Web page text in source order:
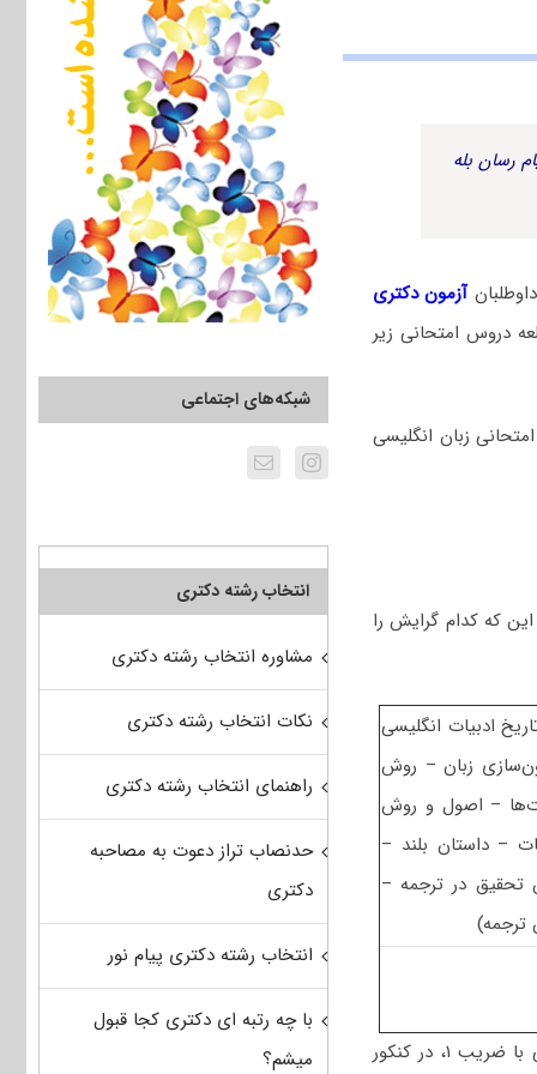
رسان بله
آزمون دکتری
دروس امتحانی زیر
زبان انگلیسی
که کدام گرایش را
۲- زبان شناسی، ۳- (سیری بر تاریخ ادبیات انگلیسی
مبانی ترجمه، و کارشناسی ارشد شامل ۵- (آزمون‌سازی زبان – روش
– اصول و روش
و شناخت ادبیات – داستان بلند –
۱۷ و ۱۸) – شعر معاصر انگلیسی)، ۷- (روش تحقیق در ترجمه –
ترجمه)
ترجمه دارای ضریب ۵ و درس زبان عمومی با ضریب ۱، در کنکور
شبکه‌های اجتماعی
انتخاب رشته دکتری
مشاوره انتخاب رشته دکتری
نکات انتخاب رشته دکتری
راهنمای انتخاب رشته دکتری
حدنصاب تراز دعوت به مصاحبه
دکتری
انتخاب رشته دکتری پیام نور
با چه رتبه ای دکتری کجا قبول
میشم؟